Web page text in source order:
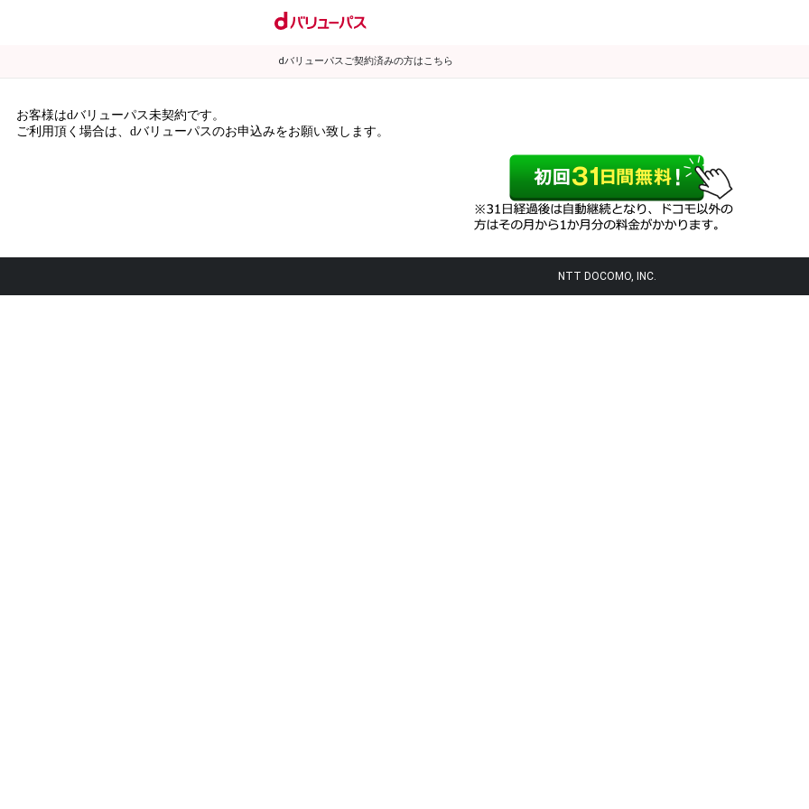
dバリューパスご契約済みの方はこちら
お客様はdバリューパス未契約です。
ご利用頂く場合は、dバリューパスのお申込みをお願い致します。
NTT DOCOMO, INC.